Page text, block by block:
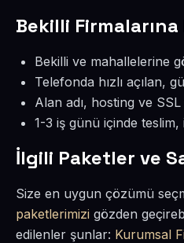
Bekilli Firmalarına
Bekilli ve mahallelerine
Telefonda hızlı açılan,
Alan adı, hosting ve
1-3 iş günü içinde
İlgili Paketler ve
Size en uygun çözümü
paketlerimizi gözden
edilenler şunlar: Kurumsal